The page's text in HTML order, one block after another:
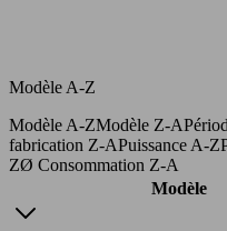
Modèle A-Z
Modèle A-ZModèle Z-A
fabrication Z-APuissance A-Z
ZØ Consommation Z-A
Modèle